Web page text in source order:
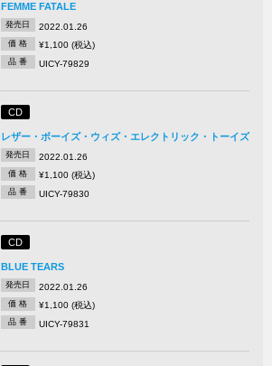
FEMME FATALE
発売日 2022.01.26
価 格 ¥1,100 (税込)
品 番 UICY-79829
CD
レザー・ボーイズ・ウィズ・エレクトリック・トーイズ
発売日 2022.01.26
価 格 ¥1,100 (税込)
品 番 UICY-79830
CD
BLUE TEARS
発売日 2022.01.26
価 格 ¥1,100 (税込)
品 番 UICY-79831